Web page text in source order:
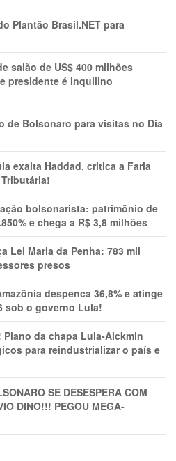
Plantão Brasil.NET para
salão de US$ 400 milhões
presidente é inquilino
de Bolsonaro para visitas no Dia
exalta Haddad, critica a Faria
bolsonarista: patrimônio de
e chega a R$ 3,8 milhões
Lei Maria da Penha: 783 mil
presos
despenca 36,8% e atinge
sob o governo Lula!
Plano da chapa Lula-Alckmin
para reindustrializar o país e
SE DESESPERA COM
DINO!!! PEGOU MEGA-